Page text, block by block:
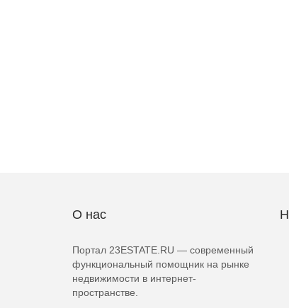
О нас
Портал 23ESTATE.RU — современный
функциональный помощник на рынке
недвижимости в интернет-
пространстве.